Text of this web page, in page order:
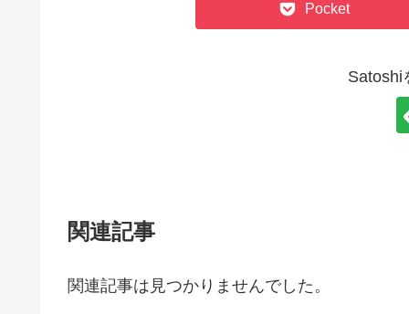
Pocket
Satoshi
関連記事
関連記事は見つかりませんでした。